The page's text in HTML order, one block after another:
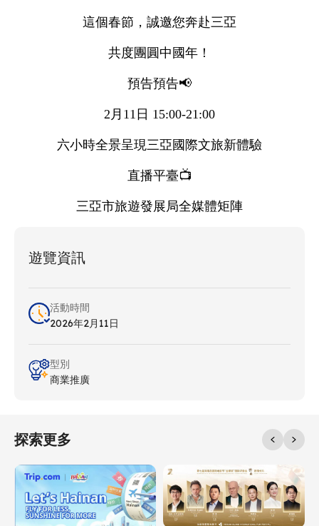
這個春節，誠邀您奔赴三亞
共度團圓中國年！
預告預告📢
2月11日 15:00-21:00
六小時全景呈現三亞國際文旅新體驗
直播平臺📺
三亞市旅遊發展局全媒體矩陣
遊覽資訊
活動時間
2026年2月11日
型別
商業推廣
探索更多